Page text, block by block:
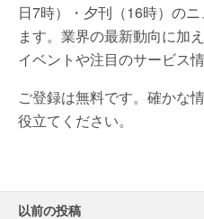
日7時）・夕刊（16時）の
ます。業界の最新動向に加
イベントや注目のサービス
ご登録は無料です。確かな
役立てください。
以前の投稿